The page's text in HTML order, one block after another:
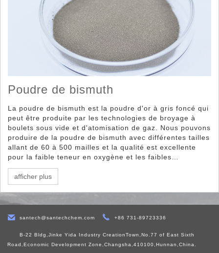
Poudre de bismuth
La poudre de bismuth est la poudre d'or à gris foncé qui
peut être produite par les technologies de broyage à
boulets sous vide et d'atomisation de gaz. Nous pouvons
produire de la poudre de bismuth avec différentes tailles
allant de 60 à 500 mailles et la qualité est excellente
pour la faible teneur en oxygène et les faibles
impuretés. La forme microcosmique de la poudre de
bismuth fabriquée par broyage à boulets est une
particule irrégulière, tandis que la forme microcosmique
de la poudre de bismuth fabriquée par une particule
sphérique d'atomisation de gaz.
afficher plus
santech@santechchem.com +86 731-89723336
B-22 Bldg,Jinke Yida Industry CreationTown,No.77 of East Sixth
Road,Economic Development Zone,Changsha,410100,Hunnan,China.